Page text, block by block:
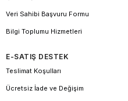
Veri Sahibi Başvuru Formu
Bilgi Toplumu Hizmetleri
E-SATIŞ DESTEK
Teslimat Koşulları
Ücretsiz İade ve Değişim